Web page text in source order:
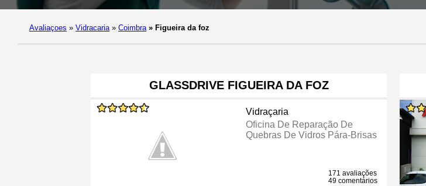
Avaliaçoes » Vidracaria » Coimbra » Figueira da foz
GLASSDRIVE FIGUEIRA DA FOZ
Vidraçaria
Oficina De Reparação De
Quebras De Vidros Pára-Brisas
171 avaliações
49 comentários